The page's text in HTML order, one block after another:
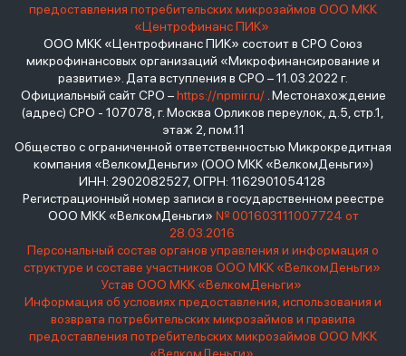
предоставления потребительских микрозаймов ООО МКК
«Центрофинанс ПИК»
ООО МКК «Центрофинанс ПИК» состоит в СРО Союз
микрофинансовых организаций «Микрофинансирование и
развитие». Дата вступления в СРО – 11.03.2022 г.
Официальный сайт СРО –https://npmir.ru/. Местонахождение
(адрес) СРО - 107078, г. Москва Орликов переулок, д.5, стр.1,
этаж 2, пом.11
Общество с ограниченной ответственностью Микрокредитная
компания «ВелкомДеньги» (ООО МКК «ВелкомДеньги»)
ИНН: 2902082527, ОГРН: 1162901054128
Регистрационный номер записи в государственном реестре
ООО МКК «ВелкомДеньги» № 001603111007724 от
28.03.2016
Персональный состав органов управления и информация о
структуре и составе участников ООО МКК «ВелкомДеньги»
Устав ООО МКК «ВелкомДеньги»
Информация об условиях предоставления, использования и
возврата потребительских микрозаймов и правила
предоставления потребительских микрозаймов ООО МКК